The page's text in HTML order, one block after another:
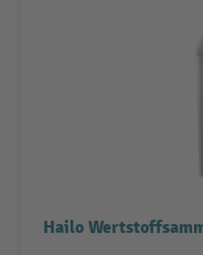
Hailo